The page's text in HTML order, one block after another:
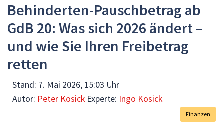
Behinderten-Pauschbetrag ab
GdB 20: Was sich 2026 ändert –
und wie Sie Ihren Freibetrag
retten
Stand: 7. Mai 2026, 15:03 Uhr
Autor: Peter Kosick Experte: Ingo Kosick
Finanzen